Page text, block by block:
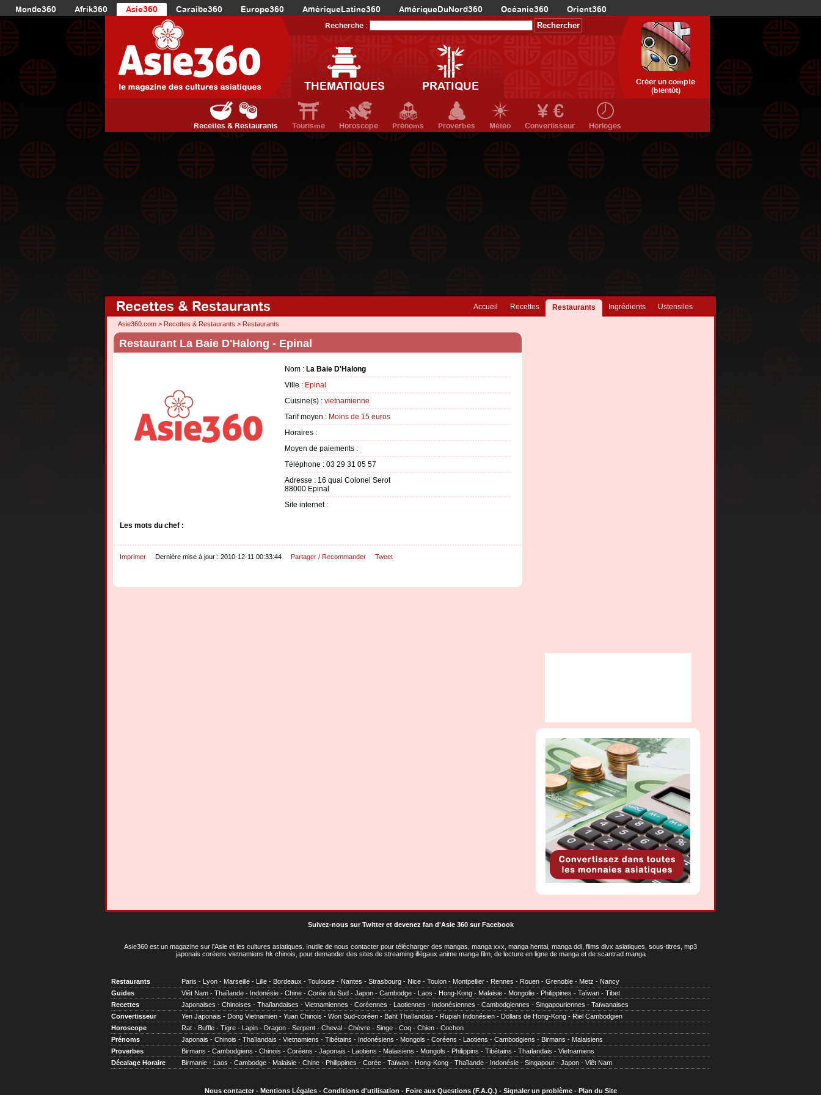
Monde360 Afrik360 Asie360 Caraibe360 Europe360 AmériqueLatine360 AmériqueDuNord360 Océanie360 Orient360
Recherche :
THEMATIQUES PRATIQUE
Créer un compte
(bientôt)
Recettes & Restaurants Tourisme Horoscope Prénoms Proverbes Météo Convertisseur Horloges
Recettes & Restaurants Ustensiles
Ingrédients
Restaurants
Recettes
Accueil
Asie360.com > Recettes & Restaurants > Restaurants
Restaurant La Baie D'Halong - Epinal
Nom : La Baie D'Halong
Ville : Epinal
Cuisine(s) : vietnamienne
Tarif moyen : Moins de 15 euros
Horaires :
Moyen de paiements :
Téléphone : 03 29 31 05 57
Adresse : 16 quai Colonel Serot
88000 Epinal
Site internet :
Les mots du chef :
Imprimer Dernière mise à jour : 2010-12-11 00:33:44 Partager / Recommander Tweet
Suivez-nous sur Twitteret devenez fan d'Asie 360 sur Facebook
Asie360 est un magazine sur l'Asie et les cultures asiatiques . Inutile de nous contacter pour télécharger des mangas, manga xxx, manga hentai, manga ddl, films divx asiatiques, sous-titres, mp3
japonais coréens vietnamiens hk chinois, pour demander des sites de streaming illégaux anime manga film, de lecture en ligne de manga et de scantrad manga
Restaurants Paris - Lyon - Marseille - Lille - Bordeaux - Toulouse - Nantes - Strasbourg - Nice - Toulon - Montpellier - Rennes - Rouen - Grenoble - Metz - Nancy
Guides
Viêt Nam - Thaïlande - Indonésie - Chine - Corée du Sud - Japon - Cambodge - Laos - Hong-Kong - Malaisie - Mongolie - Philippines - Taïwan - Tibet
Recettes
Japonaises - Chinoises - Thaïlandaises - Vietnamiennes - Coréennes - Laotiennes - Indonésiennes - Cambodgiennes - Singapouriennes - Taïwanaises
Convertisseur
Yen Japonais - Dong Vietnamien - Yuan Chinois - Won Sud-coréen - Baht Thaïlandais - Rupiah Indonésien - Dollars de Hong-Kong - Riel Cambodgien
Horoscope
Rat - Buffle - Tigre - Lapin - Dragon - Serpent - Cheval - Chèvre - Singe - Coq - Chien - Cochon
Prénoms
Japonais - Chinois - Thaïlandais - Vietnamiens - Tibétains - Indonésiens - Mongols - Coréens - Laotiens - Cambodgiens - Birmans - Malaisiens
Proverbes
Birmans - Cambodgiens - Chinois - Coréens - Japonais - Laotiens - Malaisiens - Mongols - Philippins - Tibétains - Thaïlandais - Vietnamiens
Décalage Horaire
Birmanie - Laos - Cambodge - Malaisie - Chine - Philippines - Corée - Taïwan - Hong-Kong - Thaïlande - Indonésie - Singapour - Japon - Viêt Nam
Nous contacter- Mentions Légales- Conditions d'utilisation - Foire aux Questions (F.A.Q.) - Signaler un problème- Plan du Site